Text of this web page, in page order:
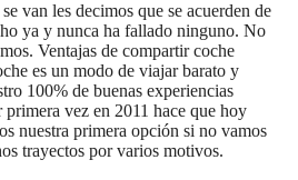
van les decimos que se acuerden de
ya y nunca ha fallado ninguno. No
Ventajas de compartir coche
es un modo de viajar barato y
100% de buenas experiencias
vez en 2011 hace que hoy
nuestra primera opción si no vamos
trayectos por varios motivos.